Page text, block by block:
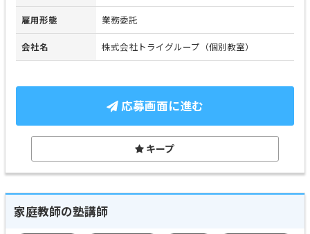
雇用形態 業務委託
会社名 株式会社トライグループ（個別教室）
応募画面に進む
キープ
家庭教師の塾講師